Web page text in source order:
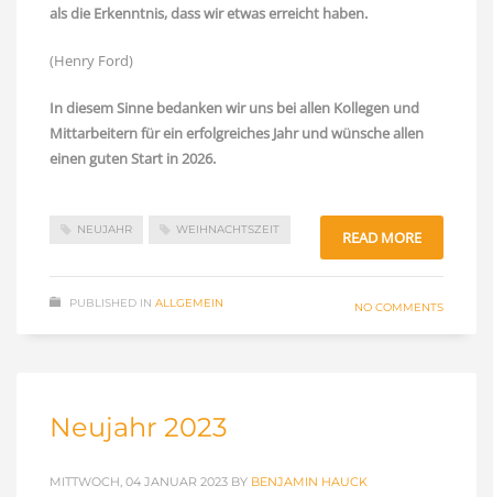
als die Erkenntnis, dass wir etwas erreicht haben.
(Henry Ford)
In diesem Sinne bedanken wir uns bei allen Kollegen und
Mittarbeitern für ein erfolgreiches Jahr und wünsche allen
einen guten Start in 2026.
NEUJAHR WEIHNACHTSZEIT READ MORE
PUBLISHED IN ALLGEMEIN NO COMMENTS
Neujahr 2023
MITTWOCH, 04 JANUAR 2023 BY BENJAMIN HAUCK